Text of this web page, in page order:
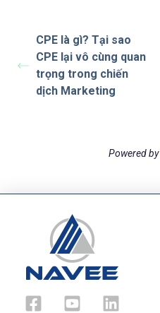
CPE là gì? Tại sao
CPE lại vô cùng quan
trọng trong chiến
dịch Marketing
Powered by